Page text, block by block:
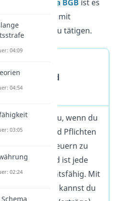
nach
§ 105a BGB ist es
Geschäfte mit
Mitteln zu tätigen.
und
hast du, wenn du
von Rechten und Pflichten
B. die Pflicht, Steuern zu
In Deutschland ist jede
Person
rechtsfähig. Mit
kannst du
04:09
04:54
03:05
02:24